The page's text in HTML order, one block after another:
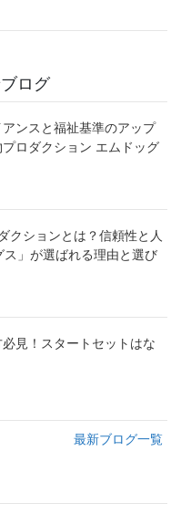
ログ
ンスと福祉基準のアップ
ロダクション エムドッグ
クションとは？信頼性と人
」が選ばれる理由と選び
見！スタートセットはな
最新ブログ一覧